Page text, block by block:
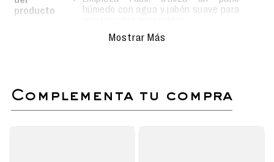
producto
húmedo con agua y jabón suave para
Realiza la limpieza con movimientos
delicados para evitar rayar o dañar la
Secado natural: deja que las
sandalias se sequen al aire libre,
Mostrar Más
complementa tu compra